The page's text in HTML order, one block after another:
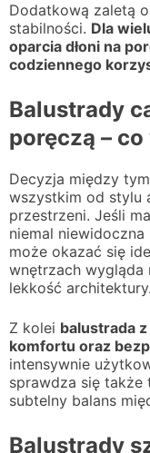
Dodatkową zaletą
stabilności. Dla
oparcia dłoni na
codziennego
Balustrady
poręczą –
Decyzja między
wszystkim od stylu
przestrzeni. Jeśli
niemal niewidoczna
może okazać się
wnętrzach wygląda
lekkość architektury.
Z kolei balustrada
komfortu oraz
intensywnie
sprawdza się
subtelny balans
Balustrady